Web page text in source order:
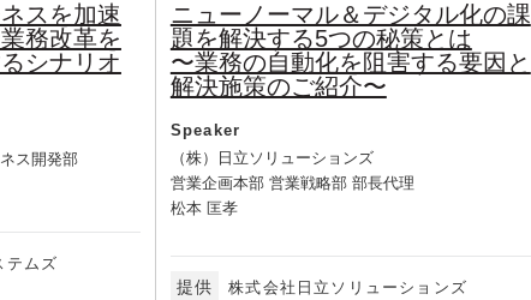
スを加速
務改革を
シナリオ
ス開発部
テムズ
ニューノーマル＆デジタル化の課
題を解決する5つの秘策とは
〜業務の自動化を阻害する要因と
解決施策のご紹介〜
Speaker
（株）日立ソリューションズ
営業企画本部 営業戦略部 部長代理
松本 匡孝
提供 株式会社日立ソリューションズ